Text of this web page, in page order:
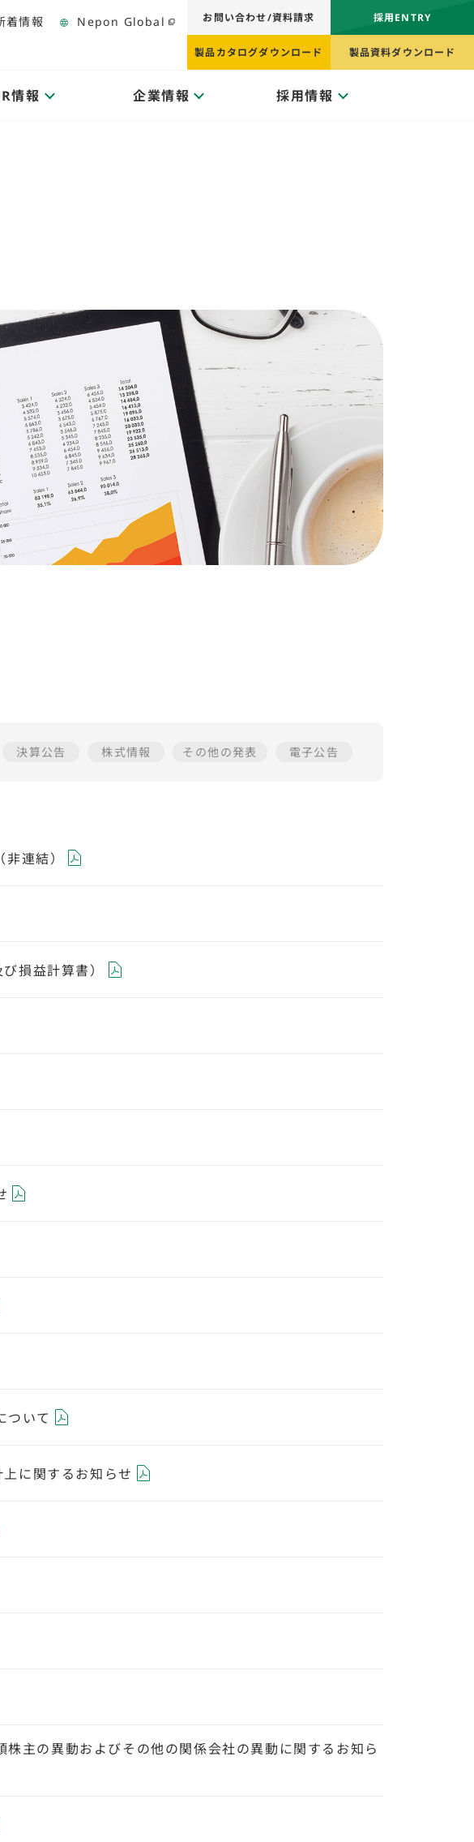
着情報 Nepon Global お問い合わせ/資料請求
製品カタログダウンロード
採用ENTRY
製品資料ダウンロード
情報 企業情報 採用情報
決算公告 株式情報 その他の発表 電子公告
連結）
損益計算書）
ついて
に関するお知らせ
主の異動およびその他の関係会社の異動に関するお知ら